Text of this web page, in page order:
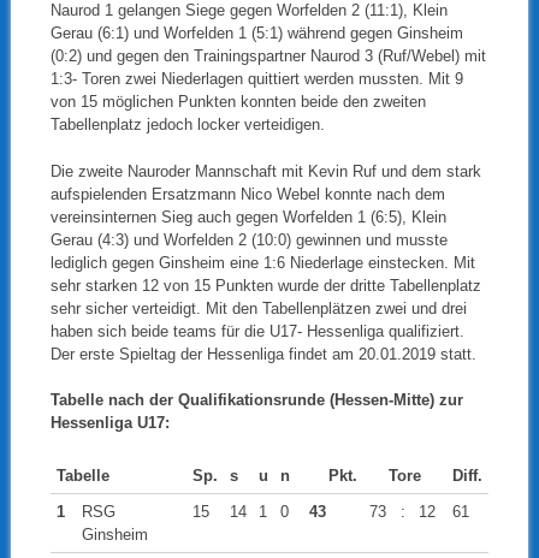
Naurod 1 gelangen Siege gegen Worfelden 2 (11:1), Klein
Gerau (6:1) und Worfelden 1 (5:1) während gegen Ginsheim
(0:2) und gegen den Trainingspartner Naurod 3 (Ruf/Webel) mit
1:3- Toren zwei Niederlagen quittiert werden mussten. Mit 9
von 15 möglichen Punkten konnten beide den zweiten
Tabellenplatz jedoch locker verteidigen.
Die zweite Nauroder Mannschaft mit Kevin Ruf und dem stark
aufspielenden Ersatzmann Nico Webel konnte nach dem
vereinsinternen Sieg auch gegen Worfelden 1 (6:5), Klein
Gerau (4:3) und Worfelden 2 (10:0) gewinnen und musste
lediglich gegen Ginsheim eine 1:6 Niederlage einstecken. Mit
sehr starken 12 von 15 Punkten wurde der dritte Tabellenplatz
sehr sicher verteidigt. Mit den Tabellenplätzen zwei und drei
haben sich beide teams für die U17- Hessenliga qualifiziert.
Der erste Spieltag der Hessenliga findet am 20.01.2019 statt.
Tabelle nach der Qualifikationsrunde (Hessen-Mitte) zur
Hessenliga U17:
Tabelle Sp. s u n Pkt. Tore
Diff.
1
RSG
Ginsheim
15 14 1 0 43 73 : 12 61